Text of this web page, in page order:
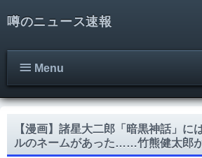
噂のニュース速報
Menu
【漫画】諸星大二郎「暗黒神話」に
ルのネームがあった……竹熊健太郎